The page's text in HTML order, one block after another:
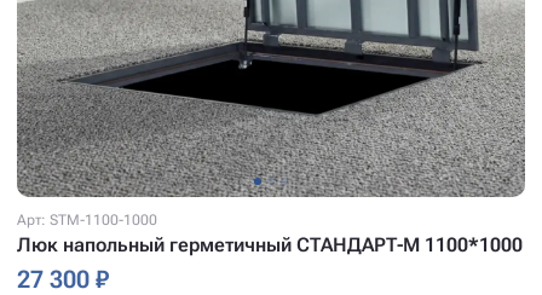
Арт: STM-1100-1000
Люк напольный герметичный СТАНДАРТ-М 1100*1000
27 300 ₽